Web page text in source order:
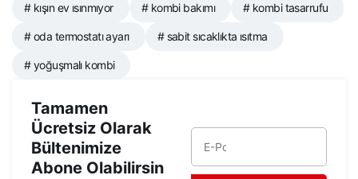
# kışın ev ısınmıyor # kombi bakımı # kombi tasarrufu
# oda termostatı ayarı # sabit sıcaklıkta ısıtma
# yoğuşmalı kombi
Tamamen
Ücretsiz Olarak
Bültenimize
Abone Olabilirsin